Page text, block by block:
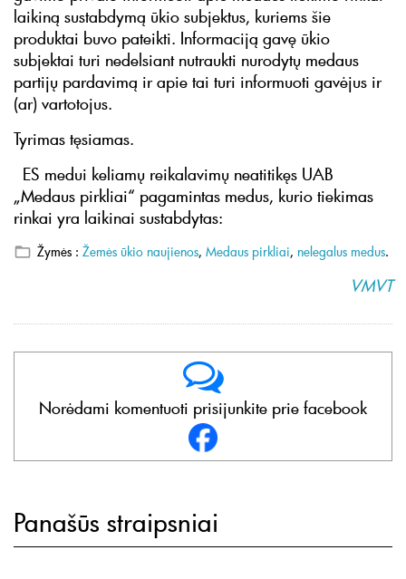
laikiną sustabdymą ūkio subjektus, kuriems šie
produktai buvo pateikti. Informaciją gavę ūkio
subjektai turi nedelsiant nutraukti nurodytų medaus
partijų pardavimą ir apie tai turi informuoti gavėjus ir
(ar) vartotojus.
Tyrimas tęsiamas.
ES medui keliamų reikalavimų neatitikęs UAB
„Medaus pirkliai“ pagamintas medus, kurio tiekimas
rinkai yra laikinai sustabdytas:
Žymės : Žemės ūkio naujienos, Medaus pirkliai, nelegalus medus.
VMVT
Norėdami komentuoti prisijunkite prie facebook
Panašūs straipsniai